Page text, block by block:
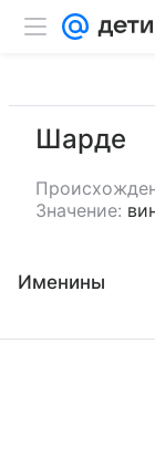
Шарде
Значение:
Именины